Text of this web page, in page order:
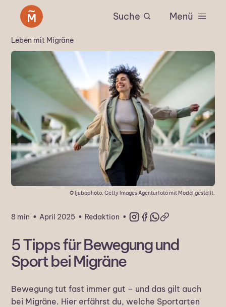
Suche Menü
Leben mit Migräne
© ljubaphoto, Getty Images Agenturfoto mit Model gestellt.
5 Tipps für Bewegung und
Sport bei Migräne
8 min · April 2025 · Redaktion ·
Bewegung tut fast immer gut – und das gilt auch
bei Migräne. Hier erfährst du, welche Sportarten